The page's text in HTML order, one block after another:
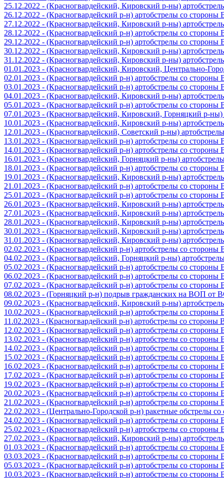
25.12.2022 - (Красногвардейский, Кировский р-ны)
26.12.2022 - (Красногвардейский р-н) артобстрелы со
27.12.2022 - (Красногвардейский, Кировский р-ны)
28.12.2022 - (Красногвардейский р-н) артобстрелы со
29.12.2022 - (Красногвардейский р-н) артобстрелы со
30.12.2022 - (Красногвардейский, Кировский р-ны)
31.12.2022 - (Красногвардейский, Кировский р-ны)
01.01.2023 - (Красногвардейский, Кировский, Центрально-
02.01.2023 - (Красногвардейский р-н) артобстрелы со
03.01.2023 - (Красногвардейский р-н) артобстрелы со
04.01.2023 - (Красногвардейский, Кировский р-ны)
05.01.2023 - (Красногвардейский р-н) артобстрелы со
07.01.2023 - (Красногвардейский, Кировский, Горняцкий р-
10.01.2023 - (Красногвардейский, Кировский р-ны)
12.01.2023 - (Красногвардейский, Советский р-ны)
13.01.2023 - (Красногвардейский р-н) артобстрелы со
14.01.2023 - (Красногвардейский р-н) артобстрелы со
16.01.2023 - (Красногвардейский, Горняцкий р-ны)
18.01.2023 - (Красногвардейский р-н) артобстрелы со
19.01.2023 - (Красногвардейский, Кировский р-ны)
21.01.2023 - (Красногвардейский р-н) артобстрелы со
25.01.2023 - (Красногвардейский р-н) артобстрелы со
26.01.2023 - (Красногвардейский, Кировский р-ны)
27.01.2023 - (Красногвардейский, Кировский р-ны)
28.01.2023 - (Красногвардейский, Кировский р-ны)
30.01.2023 - (Красногвардейский, Кировский р-ны)
31.01.2023 - (Красногвардейский, Кировский р-ны)
02.02.2023 - (Красногвардейский р-н) артобстрелы со
04.02.2023 - (Красногвардейский, Горняцкий р-ны)
05.02.2023 - (Красногвардейский р-н) артобстрелы со
06.02.2023 - (Красногвардейский р-н) артобстрелы со
07.02.2023 - (Красногвардейский р-н) артобстрелы со
08.02.2023 - (Горняцкий р-н) подрыв гражданских на ВОП от
09.02.2023 - (Красногвардейский, Кировский р-ны)
10.02.2023 - (Красногвардейский р-н) артобстрелы со
11.02.2023 - (Красногвардейский р-н) артобстрелы со стороны
12.02.2023 - (Красногвардейский р-н) артобстрелы со
13.02.2023 - (Красногвардейский р-н) артобстрелы со
14.02.2023 - (Красногвардейский р-н) артобстрелы со
15.02.2023 - (Красногвардейский р-н) артобстрелы со
16.02.2023 - (Красногвардейский р-н) артобстрелы со
17.02.2023 - (Красногвардейский р-н) артобстрелы со
19.02.2023 - (Красногвардейский р-н) артобстрелы со
20.02.2023 - (Красногвардейский р-н) артобстрелы со
21.02.2023 - (Красногвардейский р-н) артобстрелы со
22.02.2023 - (Центрально-Городской р-н) ракетные обстрелы
24.02.2023 - (Красногвардейский р-н) артобстрелы со
25.02.2023 - (Красногвардейский р-н) артобстрелы со
27.02.2023 - (Красногвардейский, Кировский р-ны)
01.03.2023 - (Красногвардейский р-н) артобстрелы со
03.03.2023 - (Красногвардейский р-н) артобстрелы со
05.03.2023 - (Красногвардейский р-н) артобстрелы со
10.03.2023 - (Красногвардейский р-н) артобстрелы со